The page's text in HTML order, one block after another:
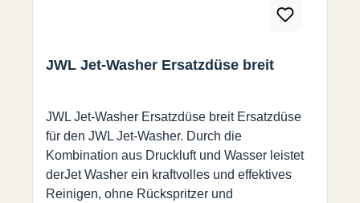
JWL Jet-Washer Ersatzdüse breit
JWL Jet-Washer Ersatzdüse breit Ersatzdüse
für den JWL Jet-Washer. Durch die
Kombination aus Druckluft und Wasser leistet
derJet Washer ein kraftvolles und effektives
Reinigen, ohne Rückspritzer und